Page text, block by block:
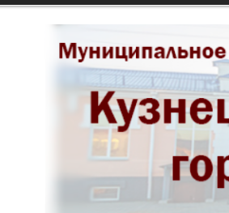
Перейти к содержимому